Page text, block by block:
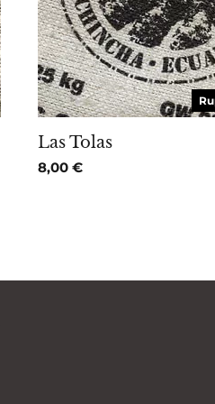
Las Tolas
8,00€